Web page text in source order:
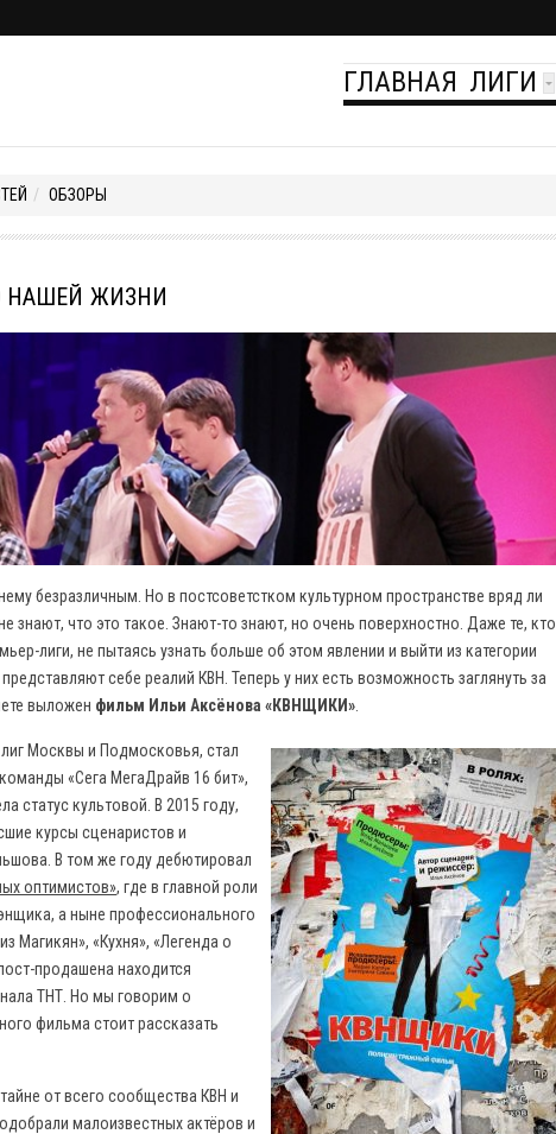
ГЛАВНАЯ ЛИГИ
ОБЗОРЫ
НАШЕЙ ЖИЗНИ
безразличным. Но в постсоветстком культурном пространстве вряд ли
что это такое. Знают-то знают, но очень поверхностно. Даже те, кто
лиги, не пытаясь узнать больше об этом явлении и выйти из категории
себе реалий КВН. Теперь у них есть возможность заглянуть за
выложен фильм Ильи Аксёнова «КВНЩИКИ»
лиг Москвы и Подмосковья, стал
«Сега МегаДрайв 16 бит»,
статус культовой. В 2015 году,
курсы сценаристов и
В том же году дебютировал
оптимистов», где в главной роли
а ныне профессионального
Магикян», «Кухня», «Легенда о
продашена находится
ТНТ. Но мы говорим о
фильма стоит рассказать
от всего сообщества КВН и
малоизвестных актёров и